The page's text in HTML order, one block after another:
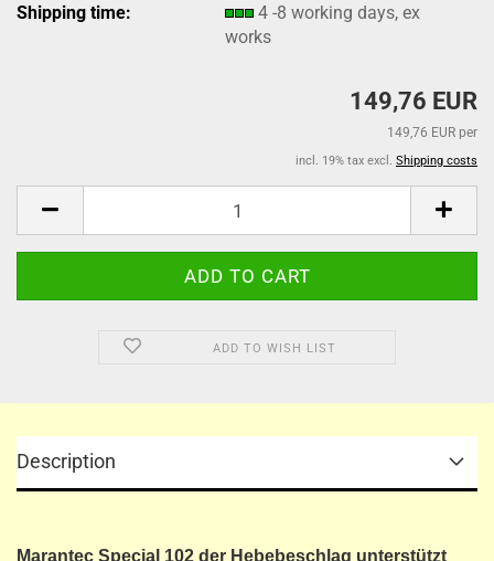
Shipping time:
4 -8 working days, ex
works
149,76 EUR
149,76 EUR per
incl. 19% tax excl. Shipping costs
ADD TO WISH LIST
Description
Marantec Special 102 der Hebebeschlag unterstützt